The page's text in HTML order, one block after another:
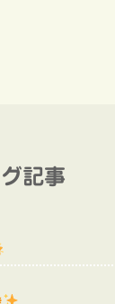
記事